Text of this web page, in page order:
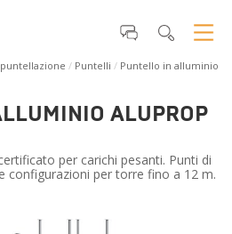
Puntelli
Puntello in alluminio
ALUPROP
per carichi pesanti. Punti di
configurazioni per torre fino a 12 m.